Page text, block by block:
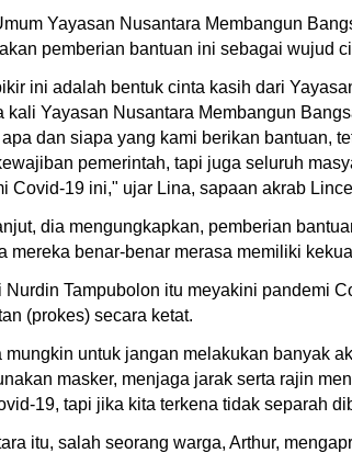
Yayasan Nusantara Membangun
pemberian bantuan ini sebagai wujud
ini adalah bentuk cinta kasih dari
kali Yayasan Nusantara Membangun
dan siapa yang kami berikan bantuan,
pemerintah, tapi juga seluruh
Covid-19 ini," ujar Lina, sapaan akrab
dia mengungkapkan, pemberian
mereka benar-benar merasa memiliki
Nurdin Tampubolon itu meyakini pandemi
(prokes) secara ketat.
mungkin untuk jangan melakukan banyak
masker, menjaga jarak serta rajin
19, tapi jika kita terkena tidak separah
itu, salah seorang warga, Arthur,